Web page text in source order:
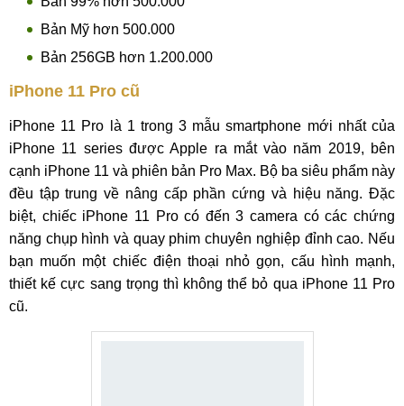
Bản Mỹ hơn 500.000
Bản 256GB hơn 1.200.000
iPhone 11 Pro cũ
iPhone 11 Pro là 1 trong 3 mẫu smartphone mới nhất của
iPhone 11 series được Apple ra mắt vào năm 2019, bên
cạnh iPhone 11 và phiên bản Pro Max. Bộ ba siêu phẩm này
đều tập trung về nâng cấp phần cứng và hiệu năng. Đặc
biệt, chiếc iPhone 11 Pro có đến 3 camera có các chứng
năng chụp hình và quay phim chuyên nghiệp đỉnh cao. Nếu
bạn muốn một chiếc điện thoại nhỏ gọn, cấu hình mạnh,
thiết kế cực sang trọng thì không thể bỏ qua iPhone 11 Pro
cũ.